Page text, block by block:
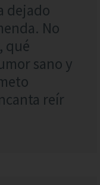
dejado
No
qué
sano y
reír